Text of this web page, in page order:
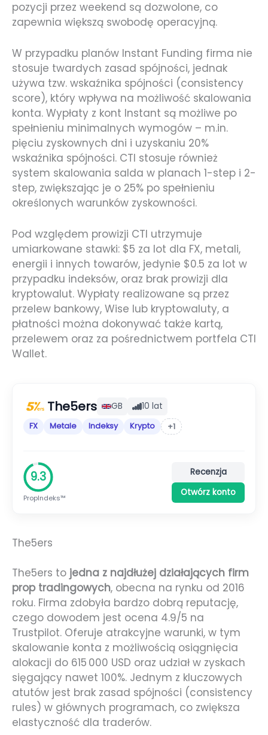
pozycji przez weekend są dozwolone, co
zapewnia większą swobodę operacyjną.
W przypadku planów Instant Funding firma nie
stosuje twardych zasad spójności, jednak
używa tzw. wskaźnika spójności (consistency
score), który wpływa na możliwość skalowania
konta. Wypłaty z kont Instant są możliwe po
spełnieniu minimalnych wymogów – m.in.
pięciu zyskownych dni i uzyskaniu 20%
wskaźnika spójności. CTI stosuje również
system skalowania salda w planach 1-step i 2-
step, zwiększając je o 25% po spełnieniu
określonych warunków zyskowności.
Pod względem prowizji CTI utrzymuje
umiarkowane stawki: $5 za lot dla FX, metali,
energii i innych towarów, jedynie $0.5 za lot w
przypadku indeksów, oraz brak prowizji dla
kryptowalut. Wypłaty realizowane są przez
przelew bankowy, Wise lub kryptowaluty, a
płatności można dokonywać także kartą,
przelewem oraz za pośrednictwem portfela CTI
Wallet.
The5ers GB 10 lat
FX Metale Indeksy Krypto +1
9.3
PropIndeks™
Recenzja
Otwórz konto
The5ers
The5ers to jedna z najdłużej działających firm
prop tradingowych, obecna na rynku od 2016
roku. Firma zdobyła bardzo dobrą reputację,
czego dowodem jest ocena 4.9/5 na
Trustpilot. Oferuje atrakcyjne warunki, w tym
skalowanie konta z możliwością osiągnięcia
alokacji do 615 000 USD oraz udział w zyskach
sięgający nawet 100%. Jednym z kluczowych
atutów jest brak zasad spójności (consistency
rules) w głównych programach, co zwiększa
elastyczność dla traderów.